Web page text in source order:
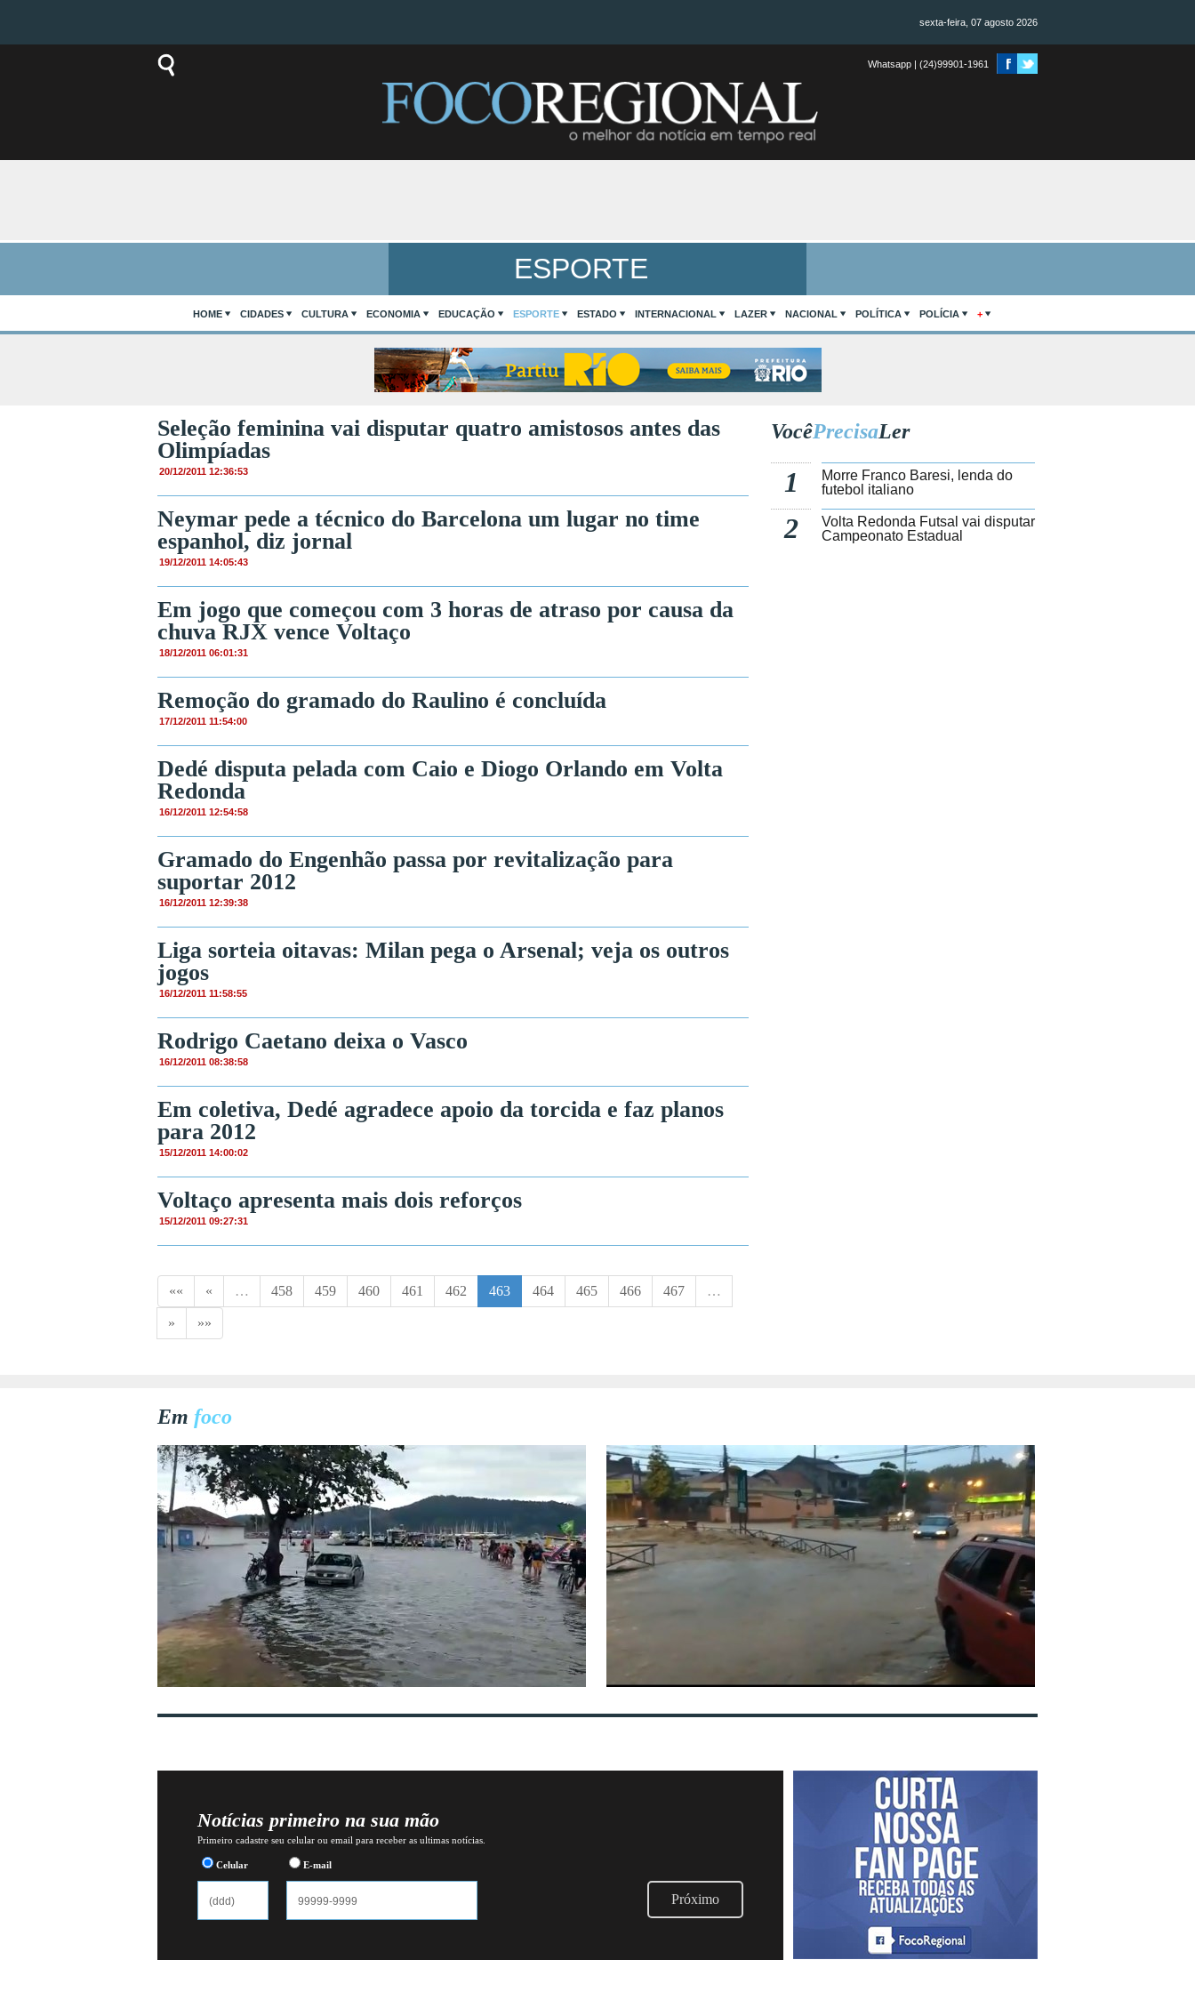
sexta-feira, 07 agosto 2026
Whatsapp | (24)99901-1961
ESPORTE
HOME CIDADES CULTURA ECONOMIA EDUCAÇÃO ESPORTE ESTADO INTERNACIONAL LAZER NACIONAL POLÍTICA POLÍCIA +
Seleção feminina vai disputar quatro amistosos antes das
Olimpíadas
20/12/2011 12:36:53
Neymar pede a técnico do Barcelona um lugar no time
espanhol, diz jornal
19/12/2011 14:05:43
Em jogo que começou com 3 horas de atraso por causa da
chuva RJX vence Voltaço
18/12/2011 06:01:31
Remoção do gramado do Raulino é concluída
17/12/2011 11:54:00
Dedé disputa pelada com Caio e Diogo Orlando em Volta
Redonda
16/12/2011 12:54:58
Gramado do Engenhão passa por revitalização para
suportar 2012
16/12/2011 12:39:38
Liga sorteia oitavas: Milan pega o Arsenal; veja os outros
jogos
16/12/2011 11:58:55
Rodrigo Caetano deixa o Vasco
16/12/2011 08:38:58
Em coletiva, Dedé agradece apoio da torcida e faz planos
para 2012
15/12/2011 14:00:02
Voltaço apresenta mais dois reforços
15/12/2011 09:27:31
«« « … 458 459 460 461 462 463 464 465 466 467 …
» »»
VocêPrecisaLer
1
Morre Franco Baresi, lenda do
futebol italiano
2
Volta Redonda Futsal vai disputar
Campeonato Estadual
Em foco
Notícias primeiro na sua mão
Primeiro cadastre seu celular ou email para receber as ultimas notícias.
Celular E-mail
Próximo